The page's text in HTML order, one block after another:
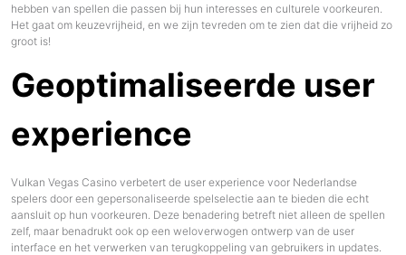
hebben van spellen die passen bij hun interesses en culturele voorkeuren.
Het gaat om keuzevrijheid, en we zijn tevreden om te zien dat die vrijheid zo
groot is!
Geoptimaliseerde user
experience
Vulkan Vegas Casino verbetert de user experience voor Nederlandse
spelers door een gepersonaliseerde spelselectie aan te bieden die echt
aansluit op hun voorkeuren. Deze benadering betreft niet alleen de spellen
zelf, maar benadrukt ook op een weloverwogen ontwerp van de user
interface en het verwerken van terugkoppeling van gebruikers in updates.